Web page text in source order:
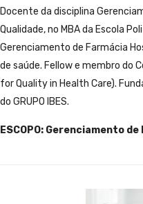
Docente da disciplina
Qualidade, no MBA da Escola
Gerenciamento de Farmácia
de saúde. Fellow e membro do
for Quality in Health Care).
do GRUPO IBES.
ESCOPO: Gerenciamento